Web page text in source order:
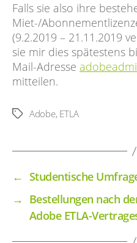
Falls sie also ihre
Miet-/
(9.2.2019 – 21.11.2019
sie mir dies spätestens
Mail-Adresse
mitteilen.
Schlagwörter
Adobe, ETLA
← Studentische
→ Bestellungen nach
Adobe ETLA-